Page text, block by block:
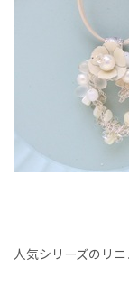
人気シリーズのリ